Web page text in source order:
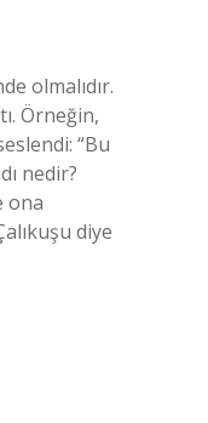
olmalıdır.
Örneğin,
“Bu
nedir?
ona
diye